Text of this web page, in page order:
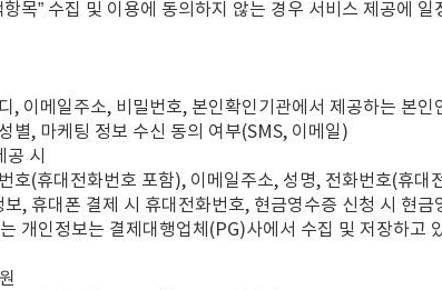
항목” 수집 및 이용에 동의하지 않는 경우 서비스 제공에
, 이메일주소, 비밀번호, 본인확인기관에서 제공하는 본
별, 마케팅 정보 수신 동의 여부(SMS, 이메일)
시
호(휴대전화번호 포함), 이메일주소, 성명, 전화번호(휴
, 휴대폰 결제 시 휴대전화번호, 현금영수증 신청 시 현
개인정보는 결제대행업체(PG)사에서 수집 및 저장하고